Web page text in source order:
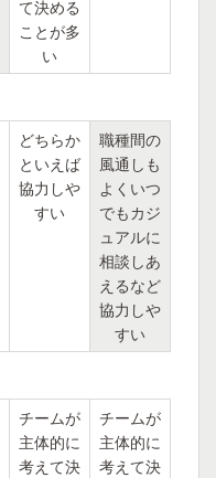
て決める
ことが多
い
どちらか
といえば
協力しや
すい
職種間の
風通しも
よくいつ
でもカジ
ュアルに
相談しあ
えるなど
協力しや
すい
チームが
主体的に
考えて決
チームが
主体的に
考えて決